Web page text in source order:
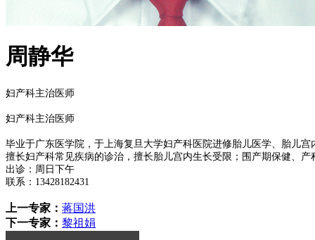
周静华
妇产科主治医师
妇产科主治医师
毕业于广东医学院，于上海复旦大学妇产科医院进修胎儿医学、胎儿宫
擅长妇产科常见疾病的诊治，擅长胎儿宫内生长受限；围产期保健、
出诊：周日下午
联系： 13428182431
上一专家： 蒋国洪
下一专家： 黎祖娟